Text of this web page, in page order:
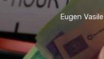
Eugen Vasile